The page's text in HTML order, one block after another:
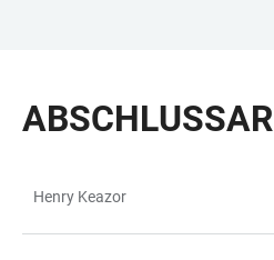
BARRIEREFREIHEIT
Henry Keazor